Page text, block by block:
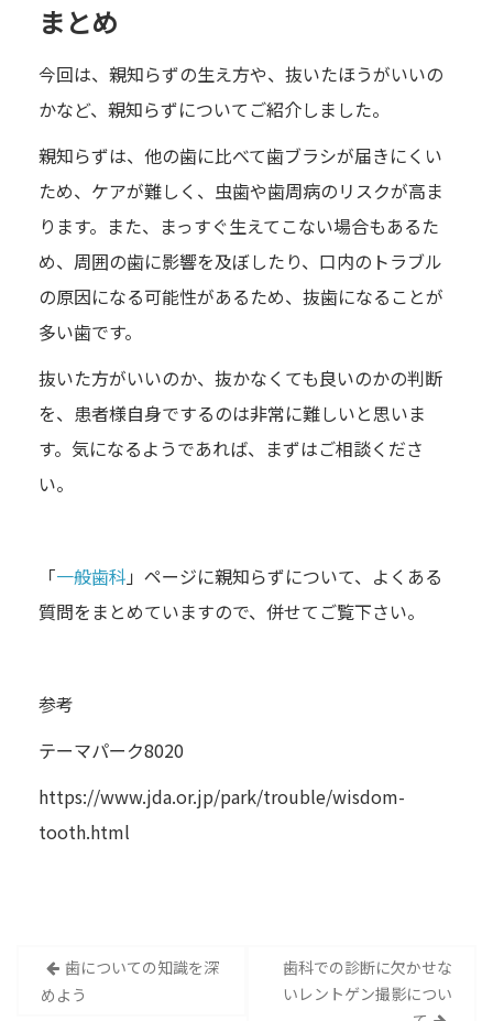
まとめ
今回は、親知らずの生え方や、抜いたほうがいいの
かなど、親知らずについてご紹介しました。
親知らずは、他の歯に比べて歯ブラシが届きにくい
ため、ケアが難しく、虫歯や歯周病のリスクが高ま
ります。また、まっすぐ生えてこない場合もあるた
め、周囲の歯に影響を及ぼしたり、口内のトラブル
の原因になる可能性があるため、抜歯になることが
多い歯です。
抜いた方がいいのか、抜かなくても良いのかの判断
を、患者様自身でするのは非常に難しいと思いま
す。気になるようであれば、まずはご相談くださ
い。
「一般歯科 」ページに親知らずについて、よくある
質問をまとめていますので、併せてご覧下さい。
参考
テーマパーク8020
https://www.jda.or.jp/park/trouble/wisdom-
tooth.html
歯についての知識を深
めよう
歯科での診断に欠かせな
いレントゲン撮影につい